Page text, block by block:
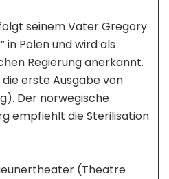
seinem Vater Gregory
in Polen und wird als
Regierung anerkannt.
die erste Ausgabe von
Der norwegische
empfiehlt die Sterilisation
(Theatre